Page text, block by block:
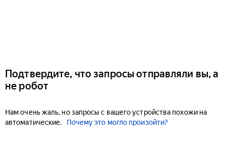
Подтвердите, что запросы отправляли вы, а
не робот
Нам очень жаль, но запросы с вашего устройства похожи на
автоматические.
Почему это могло произойти?